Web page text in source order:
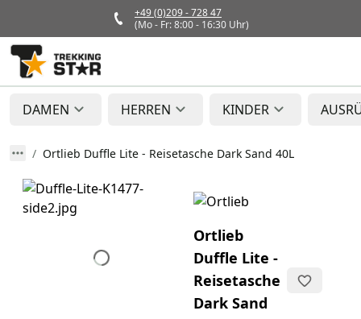
+49 (0)209 - 728 47
(Mo - Fr: 8:00 - 16:30 Uhr)
DAMEN HERREN KINDER
Ortlieb Duffle Lite - Reisetasche Dark Sand 40L
Ortlieb
Duffle Lite -
Reisetasche
Dark Sand